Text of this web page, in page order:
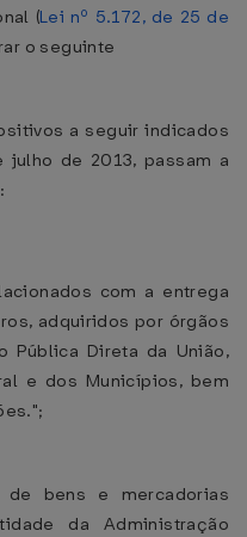
(Lei nº 5.172, de 25 de
o seguinte
a seguir indicados
de 2013, passam a
com a entrega
adquiridos por órgãos
Pública Direta da União,
e dos Municípios, bem
de bens e mercadorias
da Administração